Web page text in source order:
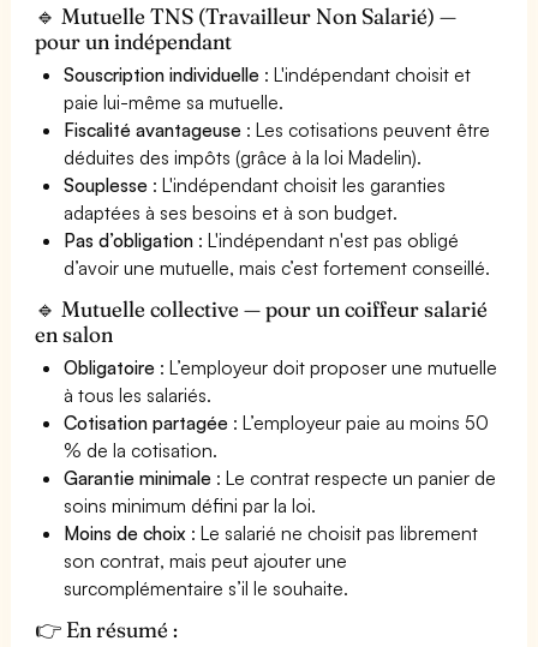
🔹 Mutuelle TNS (Travailleur Non Salarié) —
pour un indépendant
Souscription individuelle : L'indépendant choisit et
paie lui-même sa mutuelle.
Fiscalité avantageuse : Les cotisations peuvent être
déduites des impôts (grâce à la loi Madelin).
Souplesse : L'indépendant choisit les garanties
adaptées à ses besoins et à son budget.
Pas d’obligation : L'indépendant n'est pas obligé
d’avoir une mutuelle, mais c’est fortement conseillé.
🔹 Mutuelle collective — pour un coiffeur salarié
en salon
Obligatoire : L’employeur doit proposer une mutuelle
à tous les salariés.
Cotisation partagée : L’employeur paie au moins 50
% de la cotisation.
Garantie minimale : Le contrat respecte un panier de
soins minimum défini par la loi.
Moins de choix : Le salarié ne choisit pas librement
son contrat, mais peut ajouter une
surcomplémentaire s’il le souhaite.
👉 En résumé :